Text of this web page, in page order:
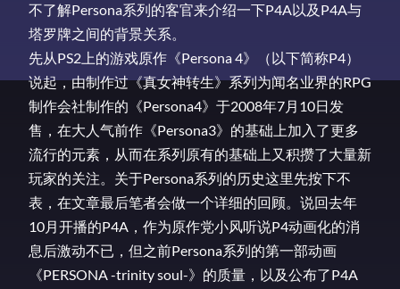
不了解Persona系列的客官来介绍一下P4A以及P4A与
塔罗牌之间的背景关系。
先从PS2上的游戏原作《Persona 4》（以下简称P4）
说起，由制作过《真女神转生》系列为闻名业界的RPG
制作会社制作的《Persona4》于2008年7月10日发
售，在大人气前作《Persona3》的基础上加入了更多
流行的元素，从而在系列原有的基础上又积攒了大量新
玩家的关注。关于Persona系列的历史这里先按下不
表，在文章最后笔者会做一个详细的回顾。说回去年
10月开播的P4A，作为原作党小风听说P4动画化的消
息后激动不已，但之前Persona系列的第一部动画
《PERSONA -trinity soul-》的质量，以及公布了P4A